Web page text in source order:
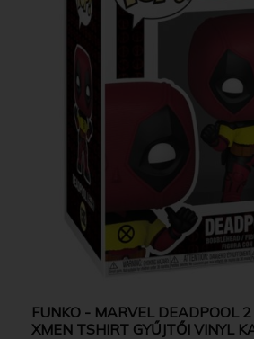
FUNKO - MARVEL DEADPOOL
XMEN TSHIRT GYŰJTŐI VINYL